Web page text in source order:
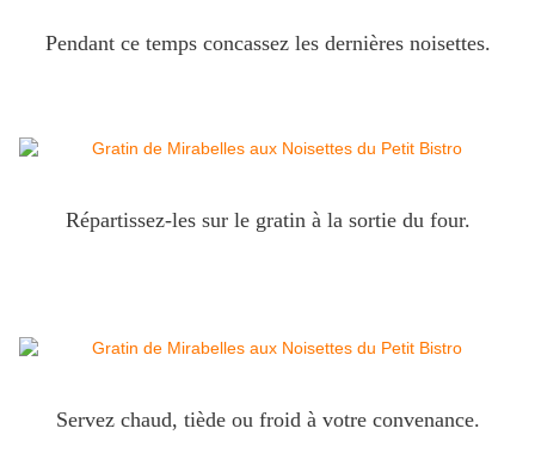
Pendant ce temps concassez les dernières noisettes.
Répartissez-les sur le gratin à la sortie du four.
Servez chaud, tiède ou froid à votre convenance.